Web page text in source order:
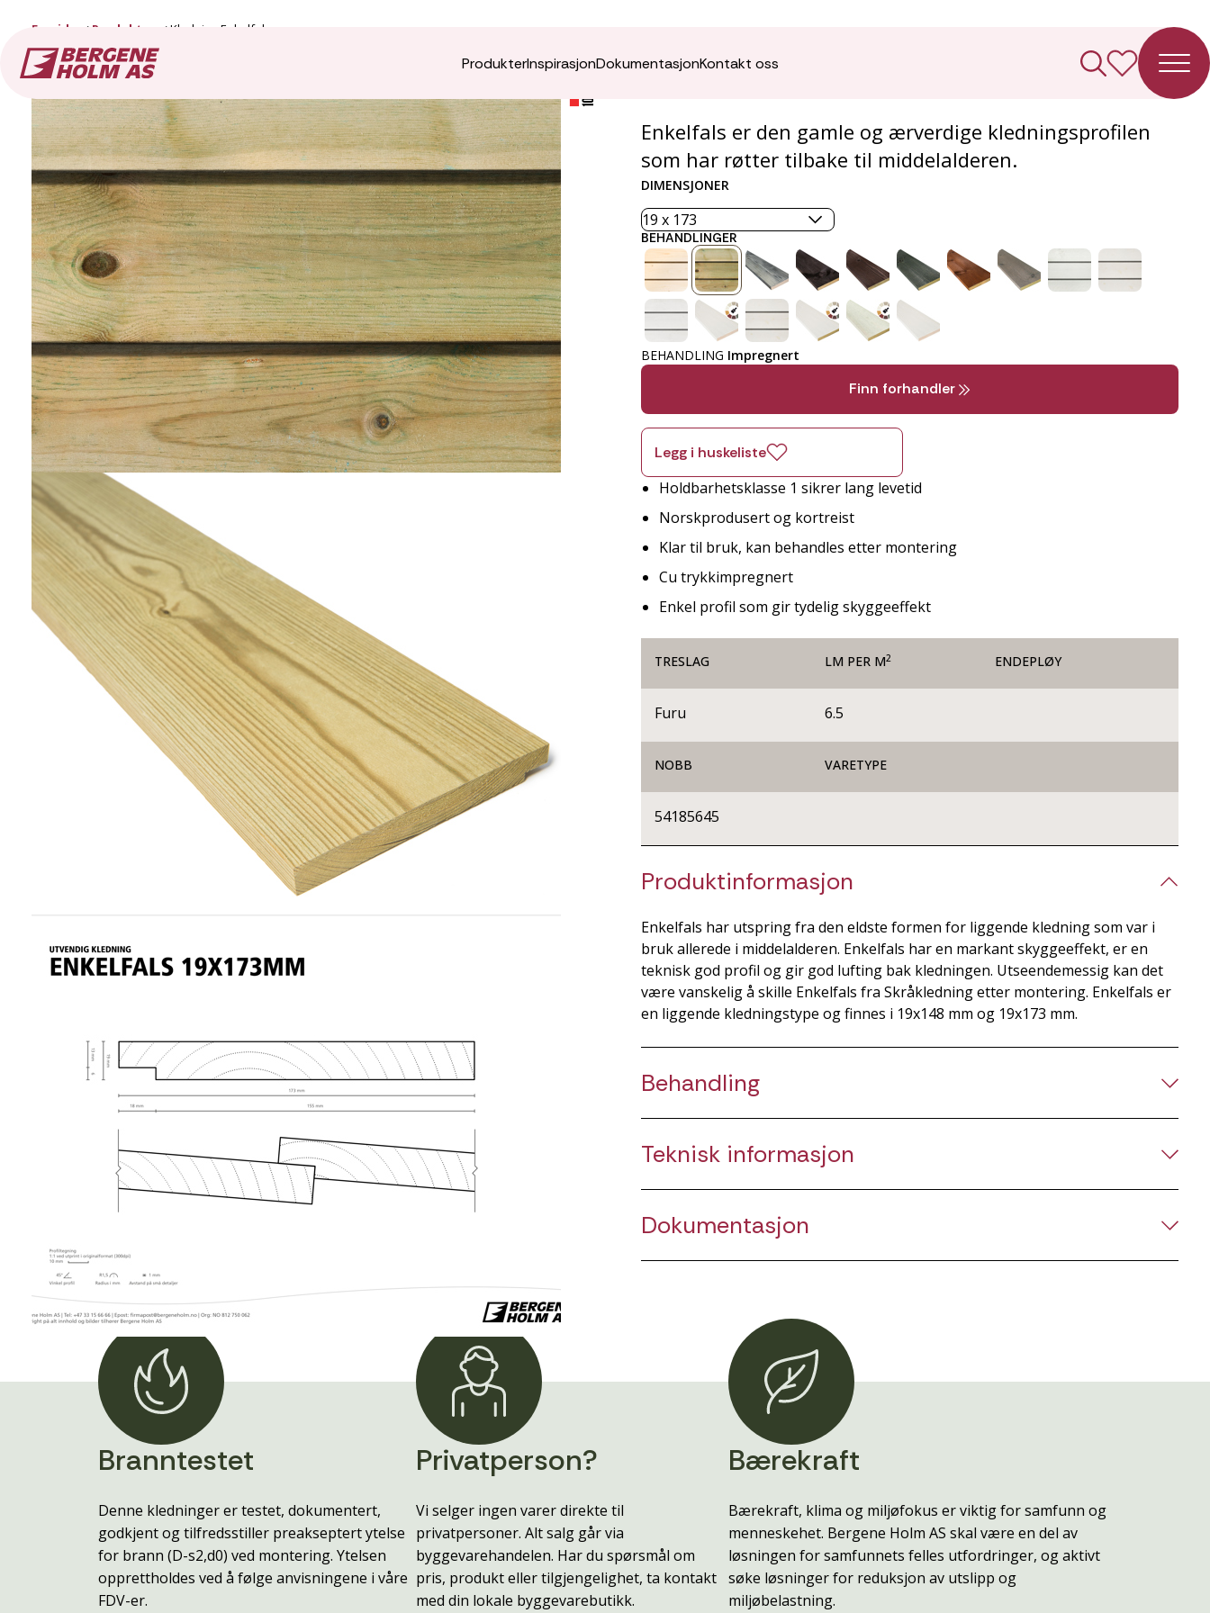
ProdukterInspirasjonDokumentasjonKontakt oss
Forside Produkter Kledning Enkelfals
Kledning Enkelfals
Enkelfals er den gamle og ærverdige kledningsprofilen
som har røtter tilbake til middelalderen.
DIMENSJONER
BEHANDLINGER
BEHANDLING Impregnert
Finn forhandler
Legg i huskeliste
Holdbarhetsklasse 1 sikrer lang levetid
Norskprodusert og kortreist
Klar til bruk, kan behandles etter montering
Cu trykkimpregnert
Enkel profil som gir tydelig skyggeeffekt
TRESLAG LM PER M2 ENDEPLØY
Furu 6.5
NOBB VARETYPE
54185645
Produktinformasjon
Enkelfals har utspring fra den eldste formen for liggende kledning som var i
bruk allerede i middelalderen. Enkelfals har en markant skyggeeffekt, er en
teknisk god profil og gir god lufting bak kledningen. Utseendemessig kan det
være vanskelig å skille Enkelfals fra Skråkledning etter montering. Enkelfals er
en liggende kledningstype og finnes i 19x148 mm og 19x173 mm.
Behandling
Teknisk informasjon
Dokumentasjon
Branntestet
Denne kledninger er testet, dokumentert,
godkjent og tilfredsstiller preakseptert ytelse
for brann (D-s2,d0) ved montering. Ytelsen
opprettholdes ved å følge anvisningene i våre
FDV-er.
Privatperson?
Vi selger ingen varer direkte til
privatpersoner. Alt salg går via
byggevarehandelen. Har du spørsmål om
pris, produkt eller tilgjengelighet, ta kontakt
med din lokale byggevarebutikk.
Bærekraft
Bærekraft, klima og miljøfokus er viktig for samfunn og
menneskehet. Bergene Holm AS skal være en del av
løsningen for samfunnets felles utfordringer, og aktivt
søke løsninger for reduksjon av utslipp og
miljøbelastning.